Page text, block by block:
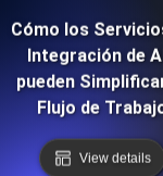
Cómo los
Integración de
pueden
Flujo de
View details